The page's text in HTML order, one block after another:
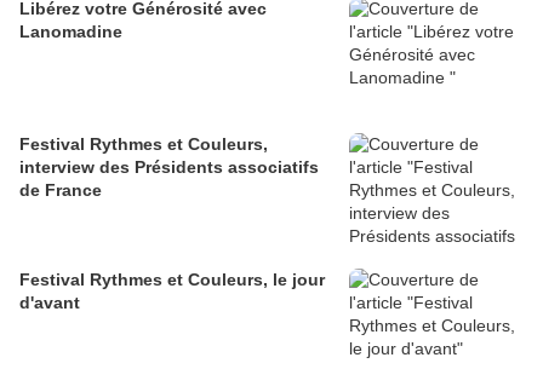
Libérez votre Générosité avec
Lanomadine
Festival Rythmes et Couleurs,
interview des Présidents associatifs
de France
Festival Rythmes et Couleurs, le jour
d'avant